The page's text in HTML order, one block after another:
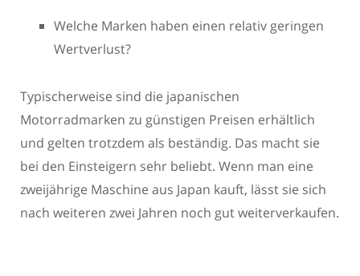
Welche Marken haben einen relativ geringen
Wertverlust?
Typischerweise sind die japanischen
Motorradmarken zu günstigen Preisen erhältlich
und gelten trotzdem als beständig. Das macht sie
bei den Einsteigern sehr beliebt. Wenn man eine
zweijährige Maschine aus Japan kauft, lässt sie sich
nach weiteren zwei Jahren noch gut weiterverkaufen.